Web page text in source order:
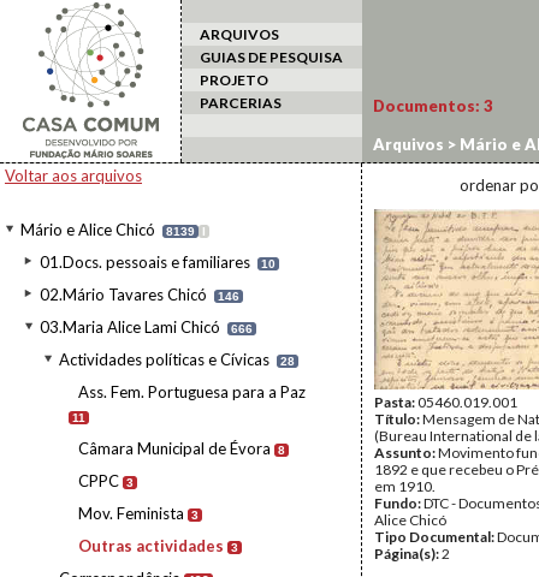
ARQUIVOS
GUIAS DE PESQUISA
PROJETO
PARCERIAS
Voltar aos arquivos
Mário e Alice Chicó 8139 I
01.Docs. pessoais e familiares 10
02.Mário Tavares Chicó 146
03.Maria Alice Lami Chicó 666
Actividades políticas e Cívicas 28
Ass. Fem. Portuguesa para a Paz
11
Câmara Municipal de Évora 8
CPPC 3
Mov. Feminista 3
Outras actividades 3
Documentos: 3
Arquivos > Mário e
actividades
ordenar
Pasta:05460.019.001
Título:Mensagem de
(Bureau International de
Assunto:Movimento
1892 e que recebeu o
em 1910.
Fundo:DTC -
Alice Chicó
Tipo Documental:
Página(s):2